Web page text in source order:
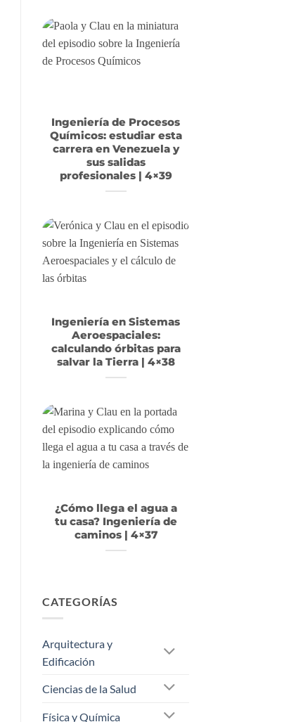
Ingeniería de Procesos
Químicos: estudiar esta
carrera en Venezuela y
sus salidas
profesionales | 4×39
Ingeniería en Sistemas
Aeroespaciales:
calculando órbitas para
salvar la Tierra | 4×38
¿Cómo llega el agua a
tu casa? Ingeniería de
caminos | 4×37
CATEGORÍAS
Arquitectura y
Edificación
Ciencias de la Salud
Física y Química